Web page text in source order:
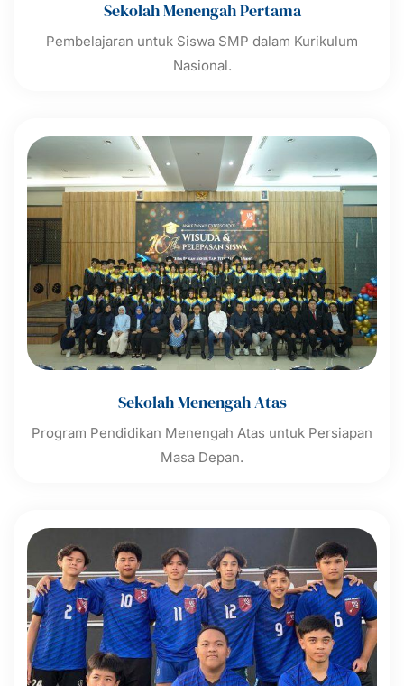
Sekolah Menengah Pertama
Pembelajaran untuk Siswa SMP dalam Kurikulum
Nasional.
Sekolah Menengah Atas
Program Pendidikan Menengah Atas untuk Persiapan
Masa Depan.